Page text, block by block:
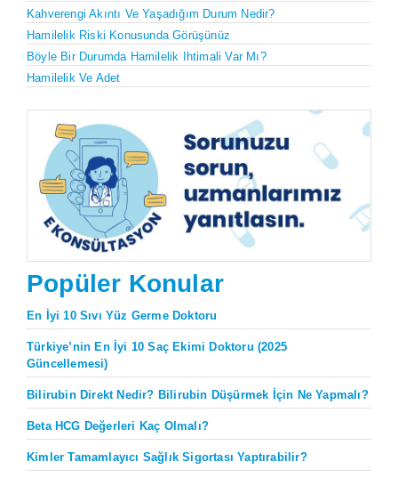
Kahverengi Akıntı Ve Yaşadığım Durum Nedir?
Hamilelik Riski Konusunda Görüşünüz
Böyle Bir Durumda Hamilelik Ihtimali Var Mı?
Hamilelik Ve Adet
Popüler Konular
En İyi 10 Sıvı Yüz Germe Doktoru
Türkiye’nin En İyi 10 Saç Ekimi Doktoru (2025
Güncellemesi)
Bilirubin Direkt Nedir? Bilirubin Düşürmek İçin Ne Yapmalı?
Beta HCG Değerleri Kaç Olmalı?
Kimler Tamamlayıcı Sağlık Sigortası Yaptırabilir?